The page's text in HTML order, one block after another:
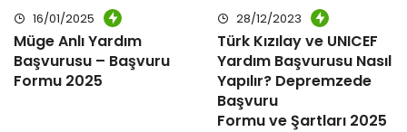
16/01/2025
Müge Anlı Yardım
Başvurusu – Başvuru
Formu 2025
28/12/2023
Türk Kızılay ve UNICEF
Yardım Başvurusu Nasıl
Yapılır? Depremzede
Başvuru
Formu ve Şartları 2025